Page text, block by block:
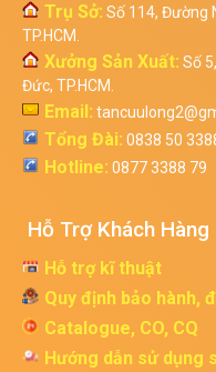
Trụ Sở: Số 114, Đường
TP.HCM.
Xưởng Sản Xuất: Số
Đức, TP.HCM.
Email:
Tổng Đài: 0838 50
Hotline: 0877 3388 79
Hỗ Trợ Khách Hàng
Hỗ trợ kĩ thuật
Quy định bảo hành,
Catalogue, CO, CQ
Hướng dẫn sử dụng